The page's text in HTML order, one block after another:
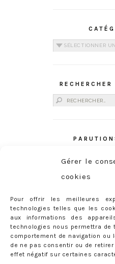
Gérer le
cookies
Pour offrir les meilleures
technologies telles que les
aux informations des
technologies nous permettra
comportement de navigation ou
de ne pas consentir ou de
effet négatif sur certaines
Catégories
Rechercher :